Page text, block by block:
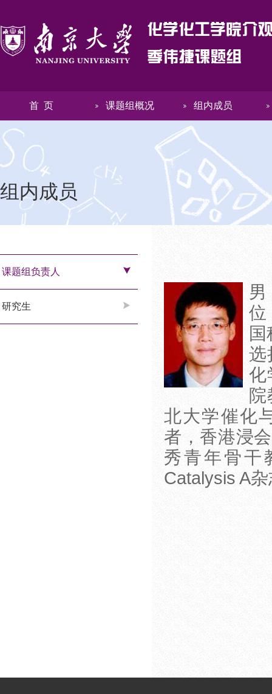
首 页 课题组概况 组内成员
组内成员
课题组负责人
研究生
男
位
选
化
北大学催化
者，香港浸
秀青年骨干
Catalysis A